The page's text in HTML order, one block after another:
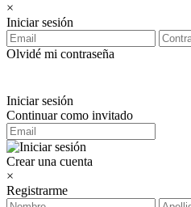
×
Iniciar sesión
Olvidé mi contraseña
Iniciar sesión
Continuar como invitado
Crear una cuenta
×
Registrarme